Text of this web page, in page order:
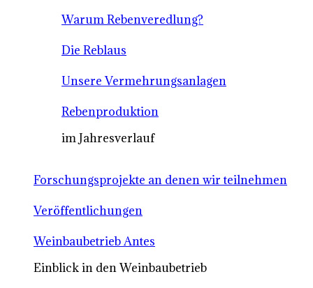
Warum Rebenveredlung?
Die Reblaus
Unsere Vermehrungsanlagen
Rebenproduktion
im Jahresverlauf
Forschungsprojekte an denen wir teilnehmen
Veröffentlichungen
Weinbaubetrieb Antes
Einblick in den Weinbaubetrieb